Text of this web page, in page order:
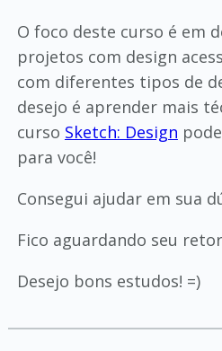
O foco deste curso é em
projetos com design
com diferentes tipos de
desejo é aprender mais
curso Sketch: Design
para você!
Consegui ajudar em sua
Fico aguardando seu
Desejo bons estudos! =)